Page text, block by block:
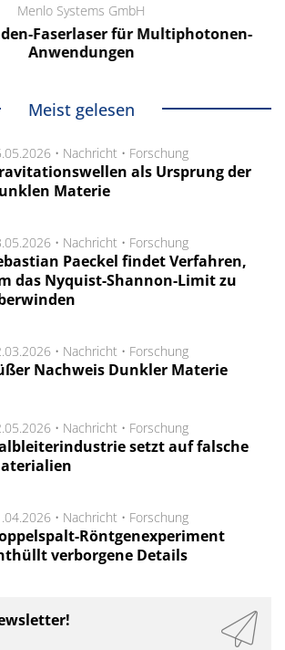
Menlo Systems GmbH
Faserlaser für Multiphotonen-
Anwendungen
Meist gelesen
• Nachricht • Forschung
als Ursprung der
Materie
• Nachricht • Forschung
Paeckel findet Verfahren,
das Nyquist-Shannon-Limit zu
• Nachricht • Forschung
Nachweis Dunkler Materie
• Nachricht • Forschung
setzt auf falsche
• Nachricht • Forschung
Röntgenexperiment
verborgene Details